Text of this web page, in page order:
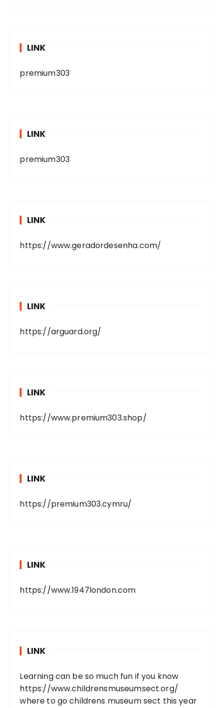
LINK
premium303
LINK
premium303
LINK
https://www.geradordesenha.com/
LINK
https://arguard.org/
LINK
https://www.premium303.shop/
LINK
https://premium303.cymru/
LINK
https://www.1947london.com
LINK
Learning can be so much fun if you know
https://www.childrensmuseumsect.org/
where to go childrens museum sect this year